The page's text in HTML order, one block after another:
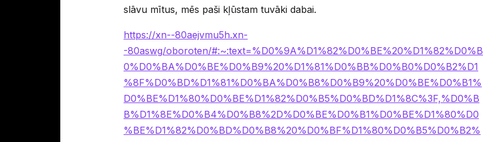
slāvu mītus, mēs paši kļūstam tuvāki dabai.
https://xn--80aejvmu5h.xn-
-80aswg/oboroten/#:~:text=%D0%9A%D1%82%D0%BE%20%D1%82%D0%B
0%D0%BA%D0%BE%D0%B9%20%D1%81%D0%BB%D0%B0%D0%B2%D1
%8F%D0%BD%D1%81%D0%BA%D0%B8%D0%B9%20%D0%BE%D0%B1%
D0%BE%D1%80%D0%BE%D1%82%D0%B5%D0%BD%D1%8C%3F,%D0%B
B%D1%8E%D0%B4%D0%B8%2D%D0%BE%D0%B1%D0%BE%D1%80%D0
%BE%D1%82%D0%BD%D0%B8%20%D0%BF%D1%80%D0%B5%D0%B2%